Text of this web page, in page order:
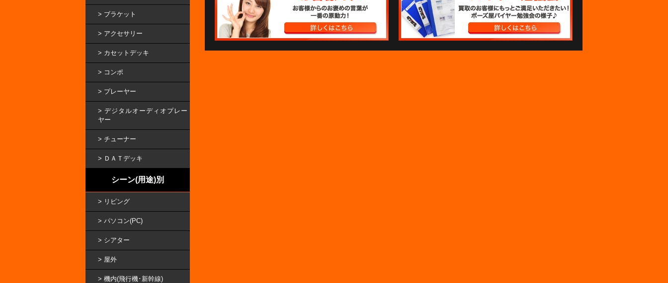
ブラケット
アクセサリー
カセットデッキ
コンポ
プレーヤー
デジタルオーディオプレー
ヤー
チューナー
ＤＡＴデッキ
シーン(用途)別
リビング
パソコン(PC)
シアター
屋外
機内(飛行機･新幹線)